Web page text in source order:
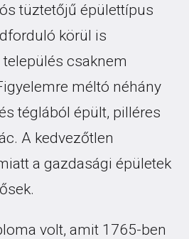
tüztetőjű épülettípus
körül is
csaknem
méltó néhány
téglából épült, pilléres
A kedvezőtlen
a gazdasági épületek
volt, amit 1765-ben